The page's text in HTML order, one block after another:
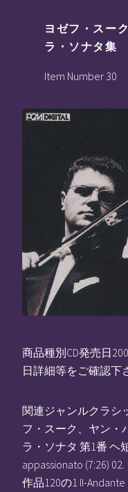
ヨゼフ・スー
ラ・ソナタ集
Item Number 30
商品種別CD発売日
日詳細等をご確認下
関連ジャンルクラシ
フ・スーク、ヤン・
ラ・ソナタ 第1番 ヘ
appassionato (7:26)
作品120の1 II-Andante